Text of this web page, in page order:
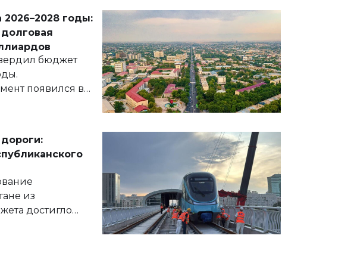
годы:
бюджет
появился в
актов и на
из
достигло